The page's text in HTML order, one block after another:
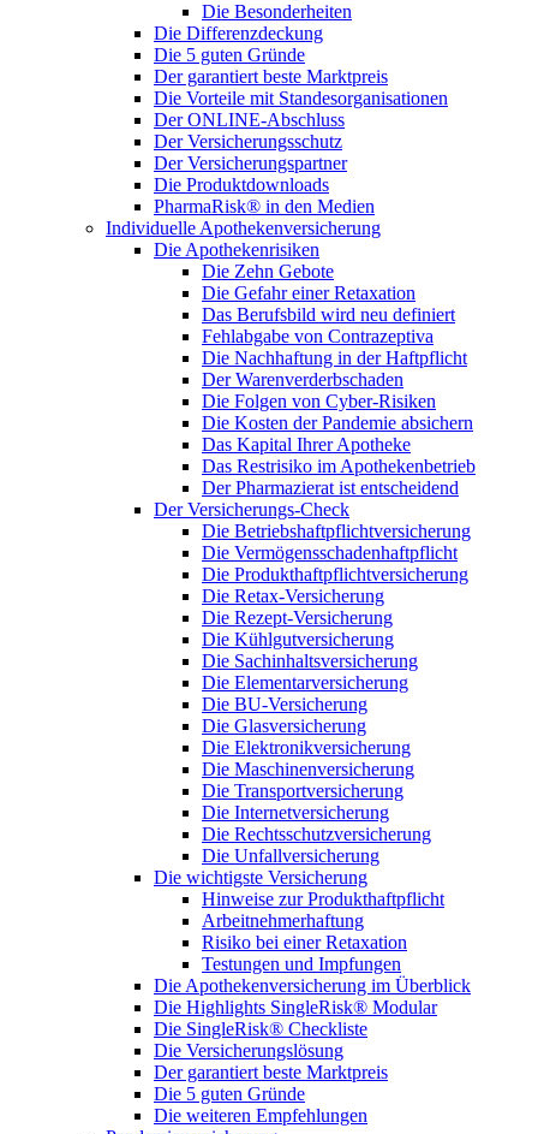
Die Besonderheiten
Die Differenzdeckung
Die 5 guten Gründe
Der garantiert beste Marktpreis
Die Vorteile mit Standesorganisationen
Der ONLINE-Abschluss
Der Versicherungsschutz
Der Versicherungspartner
Die Produktdownloads
PharmaRisk® in den Medien
Individuelle Apothekenversicherung
Die Apothekenrisiken
Die Zehn Gebote
Die Gefahr einer Retaxation
Das Berufsbild wird neu definiert
Fehlabgabe von Contrazeptiva
Die Nachhaftung in der Haftpflicht
Der Warenverderbschaden
Die Folgen von Cyber-Risiken
Die Kosten der Pandemie absichern
Das Kapital Ihrer Apotheke
Das Restrisiko im Apothekenbetrieb
Der Pharmazierat ist entscheidend
Der Versicherungs-Check
Die Betriebshaftpflichtversicherung
Die Vermögensschadenhaftpflicht
Die Produkthaftpflichtversicherung
Die Retax-Versicherung
Die Rezept-Versicherung
Die Kühlgutversicherung
Die Sachinhaltsversicherung
Die Elementarversicherung
Die BU-Versicherung
Die Glasversicherung
Die Elektronikversicherung
Die Maschinenversicherung
Die Transportversicherung
Die Internetversicherung
Die Rechtsschutzversicherung
Die Unfallversicherung
Die wichtigste Versicherung
Hinweise zur Produkthaftpflicht
Arbeitnehmerhaftung
Risiko bei einer Retaxation
Testungen und Impfungen
Die Apothekenversicherung im Überblick
Die Highlights SingleRisk® Modular
Die SingleRisk® Checkliste
Die Versicherungslösung
Der garantiert beste Marktpreis
Die 5 guten Gründe
Die weiteren Empfehlungen